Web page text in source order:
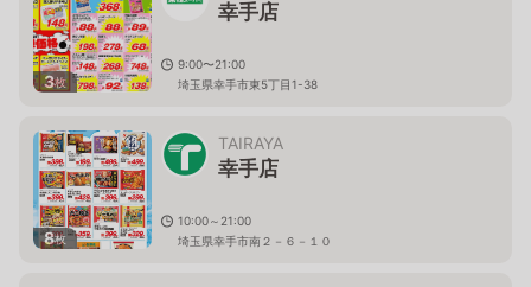
3枚
幸手店
9:00〜21:00
埼玉県幸手市東5丁目1-38
8枚
TAIRAYA
幸手店
10:00～21:00
埼玉県幸手市南２－６－１０